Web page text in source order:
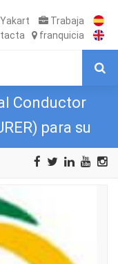
Yakart
Trabaja
franquicia
Conductor
para su